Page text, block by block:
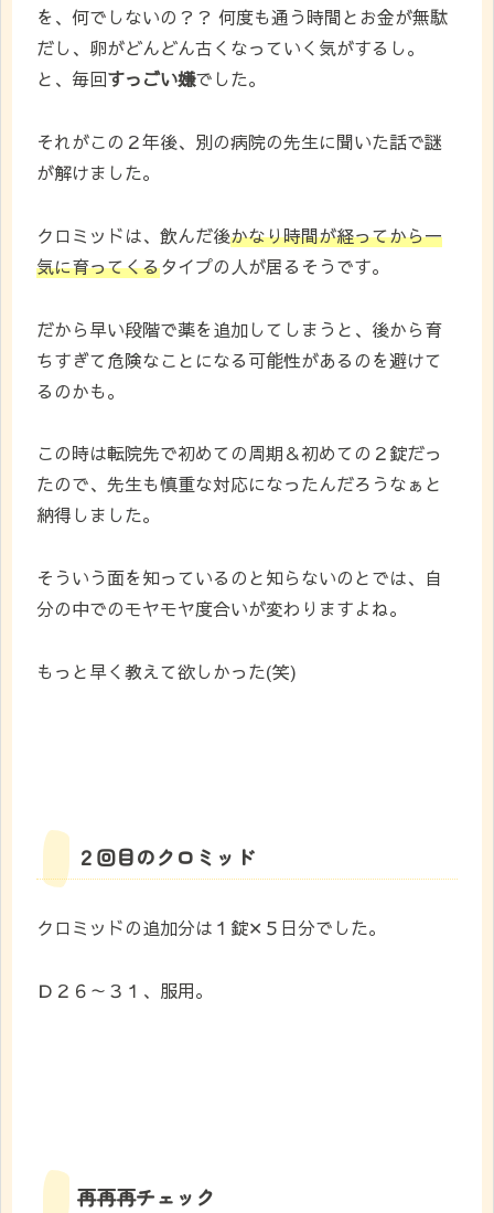
を、何でしないの？？ 何度も通う時間とお金が無駄
だし、卵がどんどん古くなっていく気がするし。
と、毎回すっごい嫌でした。
それがこの２年後、別の病院の先生に聞いた話で謎
が解けました。
クロミッドは、飲んだ後かなり時間が経ってから一
気に育ってくるタイプの人が居るそうです。
だから早い段階で薬を追加してしまうと、後から育
ちすぎて危険なことになる可能性があるのを避けて
るのかも。
この時は転院先で初めての周期＆初めての２錠だっ
たので、先生も慎重な対応になったんだろうなぁと
納得しました。
そういう面を知っているのと知らないのとでは、自
分の中でのモヤモヤ度合いが変わりますよね。
もっと早く教えて欲しかった(笑)
２回目のクロミッド
クロミッドの追加分は１錠✕５日分でした。
Ｄ２６～３１、服用。
再再再チェック